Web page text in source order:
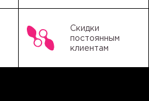
Скидки
постоянным
клиентам